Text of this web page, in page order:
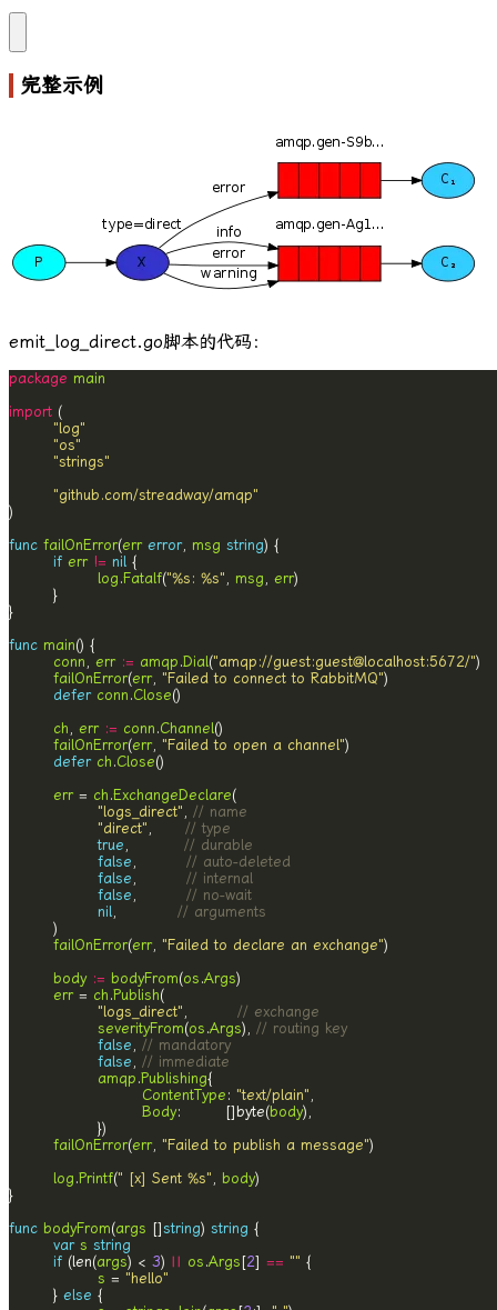
完整示例
emit_log_direct.go脚本的代码：
package main
import
"log"
"os"
"strings"
"github.com/streadway/amqp"
func failOnError(err error, msg string
if err != nil
log .Fatalf("%s: %s" msg err
func main
conn
err := amqp .Dial("amqp://guest:guest@localhost:5672/"
failOnError(err "Failed to connect to RabbitMQ"
defer conn .Close
ch
err := conn .Channel
failOnError(err "Failed to open a channel"
defer ch .Close
err = ch .ExchangeDeclare
"logs_direct"
// name
"direct"
// type
true
// durable
false
// auto-deleted
false
// internal
false
// no-wait
nil
// arguments
failOnError(err "Failed to declare an exchange"
body := bodyFrom(os .Args
err = ch .Publish
"logs_direct"
// exchange
severityFrom(os .Args), // routing key
false
// mandatory
false
// immediate
amqp .Publishing
ContentType : "text/plain"
Body:        []byte(body
failOnError(err "Failed to publish a message"
log .Printf(" [x] Sent %s" body
func bodyFrom(args []string) string
var s string
if (len(args) < 3) || os .Args [2] == ""
s = "hello"
        }
else